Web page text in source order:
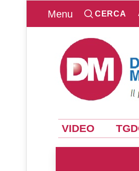
Menu CERCA
VIDEO